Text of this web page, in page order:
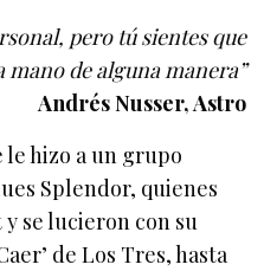
pero tú sientes que
mano de alguna manera”
Andrés Nusser, Astro
le hizo a un grupo
Splendor, quienes
se lucieron con su
de Los Tres, hasta